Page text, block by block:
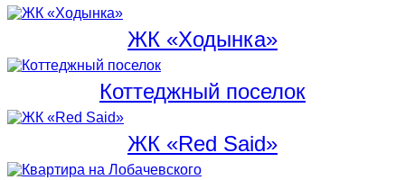
ЖК «Ходынка»
Коттеджный поселок
ЖК «Red Said»